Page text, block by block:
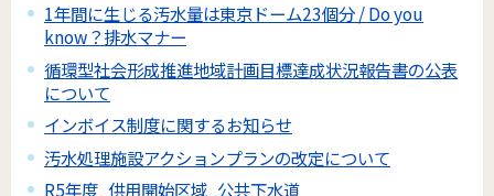
1年間に生じる汚水量は東京ドーム23個分 / Do you
know？排水マナー
循環型社会形成推進地域計画目標達成状況報告書の公表
について
インボイス制度に関するお知らせ
汚水処理施設アクションプランの改定について
R5年度_供用開始区域_公共下水道